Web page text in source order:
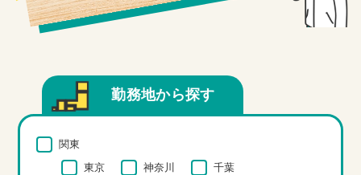
勤務地から探す
関東
東京
神奈川 千葉